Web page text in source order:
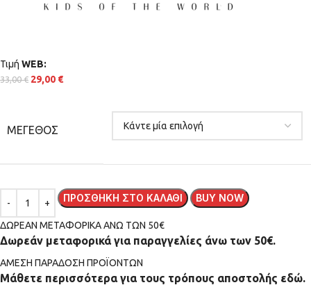
Τιμή WΕΒ:
33,00€ 29,00 €
ΜΈΓΕΘΟΣ
ΠΡΟΣΘΉΚΗ ΣΤΟ ΚΑΛΆΘΙ BUY NOW
ΔΩΡΕΑΝ ΜΕΤΑΦΟΡΙΚΑ ΑΝΩ ΤΩΝ 50€
Δωρεάν μεταφορικά για παραγγελίες άνω των 50€.
ΑMEΣΗ ΠΑΡΑΔΟΣΗ ΠΡΟΪΟΝΤΩΝ
Μάθετε περισσότερα για τους τρόπους αποστολής εδώ.